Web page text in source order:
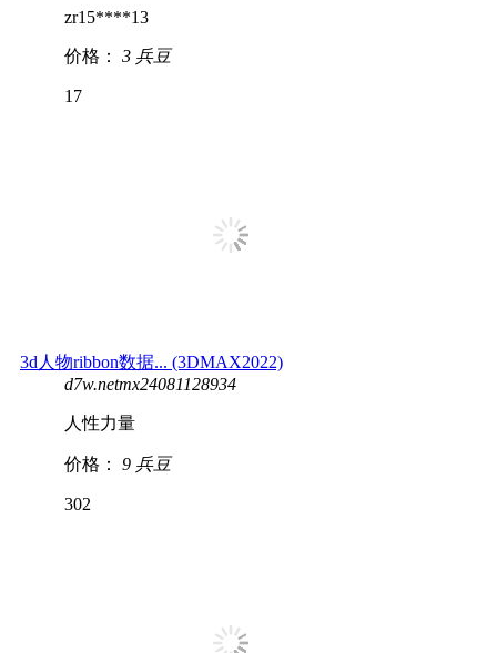
zr15****13
价格： 3 兵豆
17
3d人物ribbon数据... (3DMAX2022)
d7w.netmx24081128934
人性力量
价格： 9 兵豆
302